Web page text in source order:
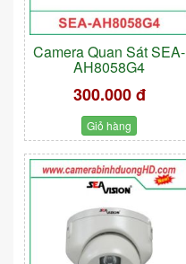
Camera Quan Sát SEA-
AH8058G4
300.000 đ
Giỏ hàng